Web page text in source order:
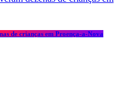
de crianças em Proença-a-Nova